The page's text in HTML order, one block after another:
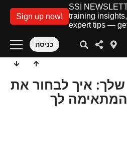
SSI
training
expert tips —
Sign up now!
כניסה
איך לבחור את
לך